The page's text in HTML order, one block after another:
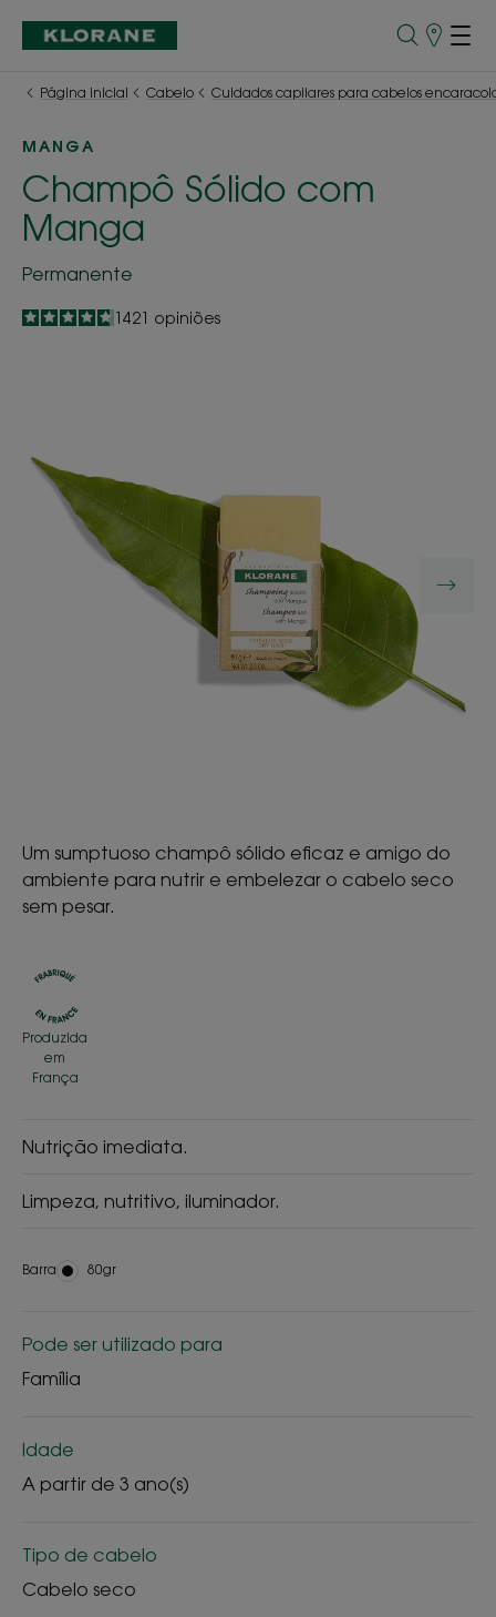
Pontos
Página inicial
Cabelo Cuidados capilares para cabelos
MANGA
Champô Sólido com
Manga
Permanente
4.7
/51421 opiniões
Um sumptuoso champô sólido eficaz e amigo do
ambiente para nutrir e embelezar o cabelo seco
sem pesar.
Produzida
em
França
Nutrição imediata.
Limpeza, nutritivo, iluminador.
Barra Barra
80gr
Pode ser utilizado para
Família
Idade
A partir de 3 ano(s)
Tipo de cabelo
Cabelo seco